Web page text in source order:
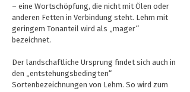
– eine Wortschöpfung, die nicht mit Ölen oder
anderen Fetten in Verbindung steht. Lehm mit
geringem Tonanteil wird als „mager“
bezeichnet.
Der landschaftliche Ursprung findet sich auch in
den „entstehungsbedingten“
Sortenbezeichnungen von Lehm. So wird zum